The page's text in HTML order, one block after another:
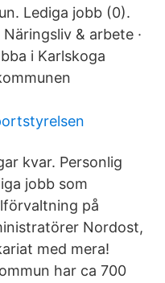
Lediga jobb (0).
& arbete ·
i Karlskoga
kvar. Personlig
jobb som
på
Nordost,
med mera!
har ca 700